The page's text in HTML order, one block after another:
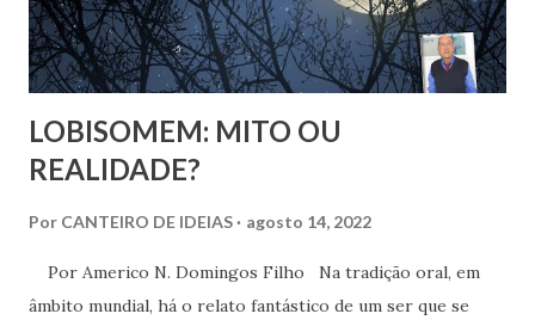
LOBISOMEM: MITO OU
REALIDADE?
Por CANTEIRO DE IDEIAS agosto 14, 2022
Por Americo N. Domingos Filho Na tradição oral, em
âmbito mundial, há o relato fantástico de um ser que se